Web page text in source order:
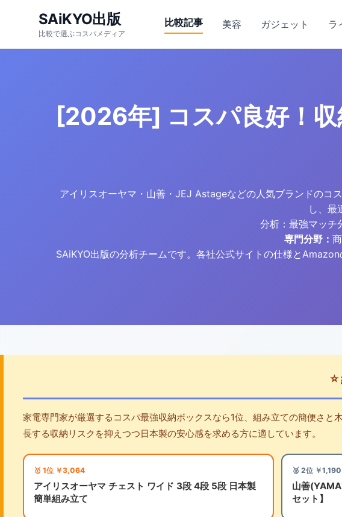
SAiKYO出版
比較で選ぶコスパメディア
比較記事 美容 ガジェット ラ
[2026年] コスパ良好！
アイリスオーヤマ・山善・JEJ Astageなどの人気ブランドのコ
し、最
分析：最強マッチ
専門分野：
SAiKYO出版の分析チームです。各社公式サイトの仕様と
家電専門家が厳選するコスパ最強収納ボックスなら1位、組み立ての簡便さ
長する収納リスクを抑えつつ日本製の安心感を求める方に適しています。
🥇 1位 ￥3,064
アイリスオーヤマ チェスト ワイド 3段 4段 5段 日本製
簡単組み立て
🥈 2位 ￥1,190
山善
セット】